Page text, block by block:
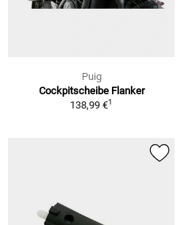
Puig
Cockpitscheibe Flanker
138,99 €1